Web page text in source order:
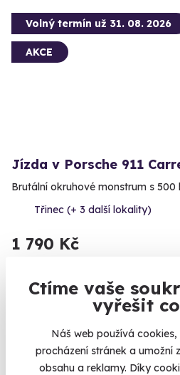
Ctíme vaše
vyřešit
Náš web používá
procházení stránek a umožní
obsahu a reklamy. Díky
Volný termín už 31. 08. 2026
AKCE
Jízda v Porsche 911
Brutální okruhové monstrum s
Třinec (+ 3 další lokality)
1 790 Kč
Volný termín už 08. 08. 2026
AKCE